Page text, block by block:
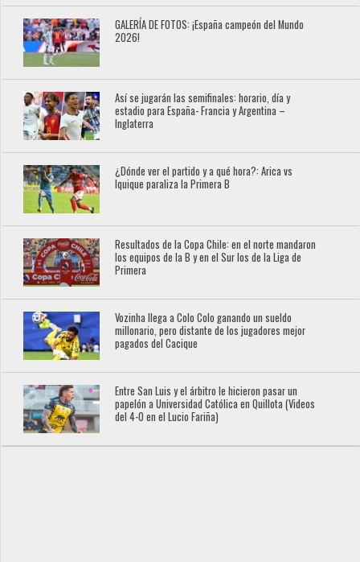
GALERÍA DE FOTOS: ¡España campeón del Mundo
2026!
Así se jugarán las semifinales: horario, día y
estadio para España- Francia y Argentina –
Inglaterra
¿Dónde ver el partido y a qué hora?: Arica vs
Iquique paraliza la Primera B
Resultados de la Copa Chile: en el norte mandaron
los equipos de la B y en el Sur los de la Liga de
Primera
Vozinha llega a Colo Colo ganando un sueldo
millonario, pero distante de los jugadores mejor
pagados del Cacique
Entre San Luis y el árbitro le hicieron pasar un
papelón a Universidad Católica en Quillota (Videos
del 4-0 en el Lucio Fariña)